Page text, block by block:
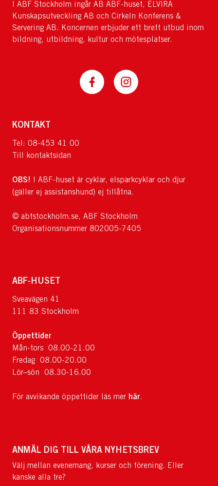
I ABF Stockholm ingår AB ABF-huset, ELVIRA
Kunskapsutveckling AB och Cirkeln Konferens &
Servering AB. Koncernen erbjuder ett brett utbud inom
bildning, utbildning, kultur och mötesplatser.
KONTAKT
Tel: 08-453 41 00
Till kontaktsidan
OBS!
I ABF-huset är cyklar, elsparkcyklar och djur
(gäller ej assistanshund) ej tillåtna.
© abfstockholm.se, ABF Stockholm
Organisationsnummer 802005-7405
ABF-HUSET
Sveavägen 41
111 83 Stockholm
Öppettider
Mån-tors 08.00-21.00
Fredag 08.00-20.00
Lör–sön 08.30-16.00
För avvikande öppettider läs mer här.
ANMÄL DIG TILL VÅRA NYHETSBREV
Välj mellan evenemang, kurser och förening. Eller
kanske alla tre?